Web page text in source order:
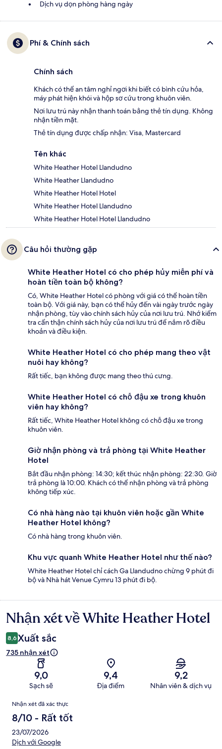
Dịch vụ dọn phòng hàng ngày
Phí & Chính sách
Chính sách
Khách có thể an tâm nghỉ ngơi khi biết có bình cứu hỏa,
máy phát hiện khói và hộp sơ cứu trong khuôn viên.
Nơi lưu trú này nhận thanh toán bằng thẻ tín dụng. Không
nhận tiền mặt.
Thẻ tín dụng được chấp nhận: Visa, Mastercard
Tên khác
White Heather Hotel Llandudno
White Heather Llandudno
White Heather Hotel Hotel
White Heather Hotel Llandudno
White Heather Hotel Hotel Llandudno
Câu hỏi thường gặp
White Heather Hotel có cho phép hủy miễn phí và
hoàn tiền toàn bộ không?
Có, White Heather Hotel có phòng với giá có thể hoàn tiền
toàn bộ. Với giá này, bạn có thể hủy đến vài ngày trước ngày
nhận phòng, tùy vào chính sách hủy của nơi lưu trú. Nhớ kiểm
tra cẩn thận chính sách hủy của nơi lưu trú để nắm rõ điều
khoản và điều kiện.
White Heather Hotel có cho phép mang theo vật
nuôi hay không?
Rất tiếc, bạn không được mang theo thú cưng.
White Heather Hotel có chỗ đậu xe trong khuôn
viên hay không?
Rất tiếc, White Heather Hotel không có chỗ đậu xe trong
khuôn viên.
Giờ nhận phòng và trả phòng tại White Heather
Hotel
Bắt đầu nhận phòng: 14:30; kết thúc nhận phòng: 22:30. Giờ
trả phòng là 10:00. Khách có thể nhận phòng và trả phòng
không tiếp xúc.
Có nhà hàng nào tại khuôn viên hoặc gần White
Heather Hotel không?
Có nhà hàng trong khuôn viên.
Khu vực quanh White Heather Hotel như thế nào?
White Heather Hotel chỉ cách Ga Llandudno chừng 9 phút đi
bộ và Nhà hát Venue Cymru 13 phút đi bộ.
Nhận
xét
Nhận xét về White Heather Hotel
8,6 Xuất sắc
735 nhận xét
9,0
Sạch sẽ
9,4
Địa điểm
9,2
Nhân viên & dịch vụ
Nhận
xét
Nhận xét đã xác thực
8/10 - Rất tốt
23/07/2026
Dịch với Google